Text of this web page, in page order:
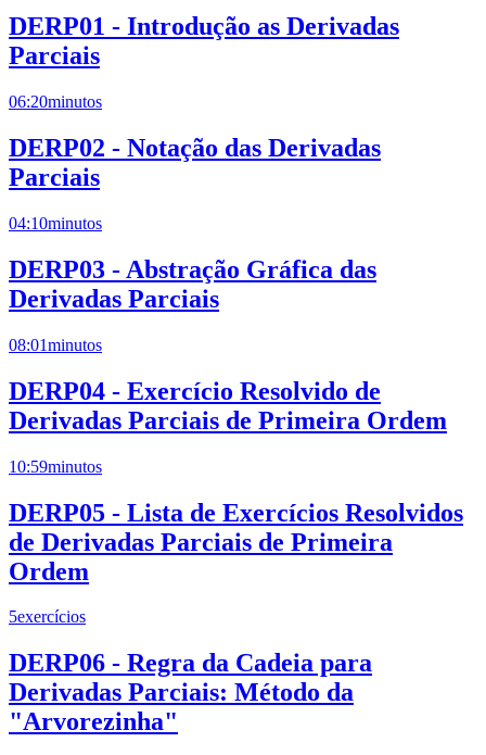
DERP01 - Introdução as Derivadas
Parciais
06:20minutos
DERP02 - Notação das Derivadas
Parciais
04:10minutos
DERP03 - Abstração Gráfica das
Derivadas Parciais
08:01minutos
DERP04 - Exercício Resolvido de
Derivadas Parciais de Primeira Ordem
10:59minutos
DERP05 - Lista de Exercícios Resolvidos
de Derivadas Parciais de Primeira
Ordem
5exercícios
DERP06 - Regra da Cadeia para
Derivadas Parciais: Método da
"Arvorezinha"